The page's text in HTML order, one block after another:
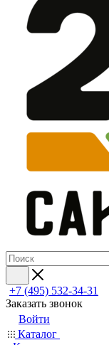
+7 (495) 532‑34‑31
Заказать звонок
Войти
Каталог